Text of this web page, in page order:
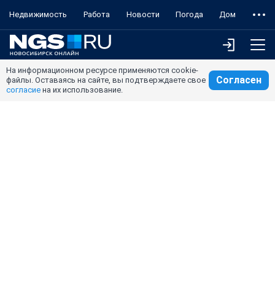
Недвижимость Работа Новости Погода Дом
На информационном ресурсе применяются cookie-
файлы. Оставаясь на сайте, вы подтверждаете свое
согласие на их использование.
Согласен